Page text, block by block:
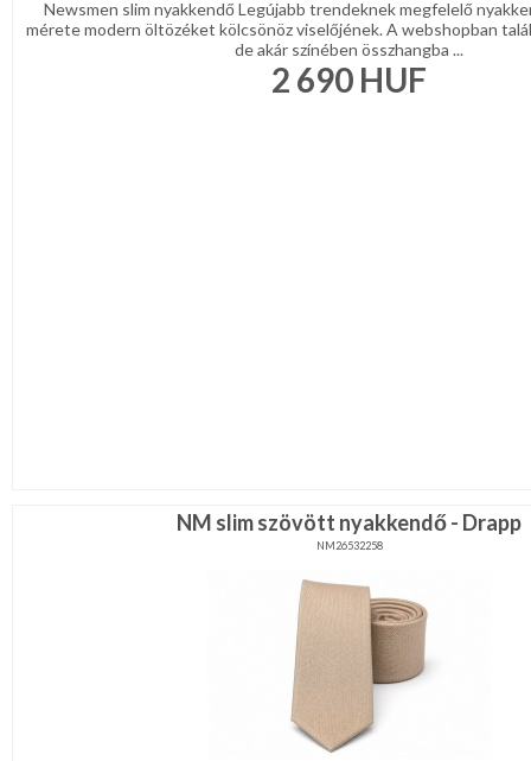
Newsmen slim nyakkendő Legújabb trendeknek megfelelő
mérete modern öltözéket kölcsönöz viselőjének. A webshopban
de akár színében összhangba ...
2 690 HUF
NM slim szövött nyakkendő - Drapp
NM26532258